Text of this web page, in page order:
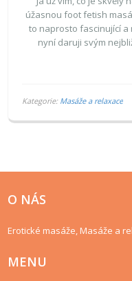
úžasnou foot fetish
to naprosto fascinující a
nyní daruji svým
obrovskou radost. Je to
doporučuji vyzkoušet
Kategorie: Masáže a relaxace
O NÁS
Erotické masáže, Masáže a
MENU